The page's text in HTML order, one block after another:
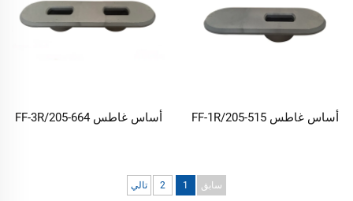
أساس غاطس FF-1R/205-515 أساس غاطس FF-3R/205-664
سابق 1
2 تالي